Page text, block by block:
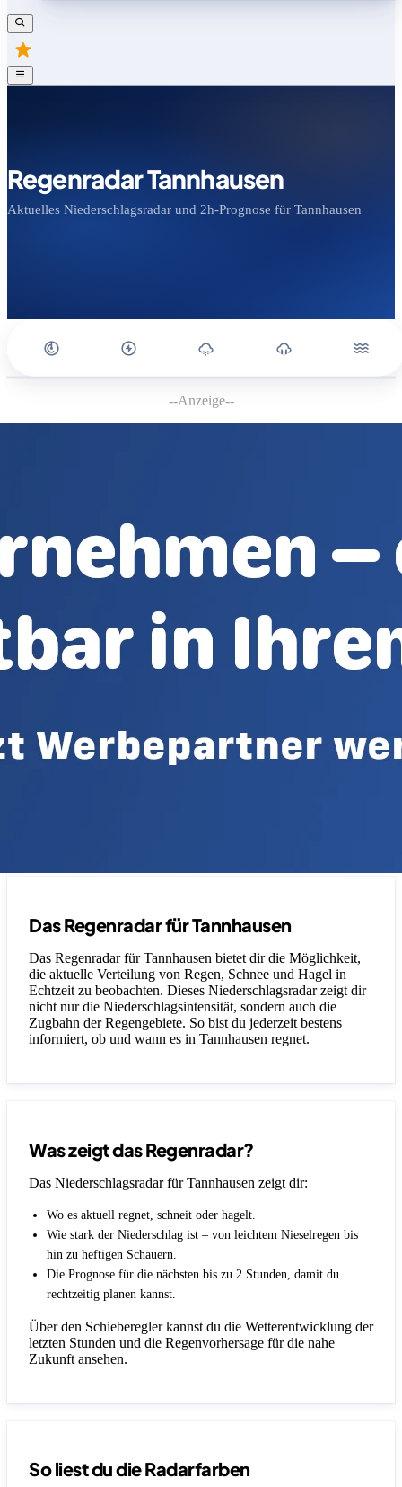
Regenradar Tannhausen
Aktuelles Niederschlagsradar und 2h-Prognose für Tannhausen
--Anzeige--
Das Regenradar für Tannhausen
Das Regenradar für Tannhausen bietet dir die Möglichkeit,
die aktuelle Verteilung von Regen, Schnee und Hagel in
Echtzeit zu beobachten. Dieses Niederschlagsradar zeigt dir
nicht nur die Niederschlagsintensität, sondern auch die
Zugbahn der Regengebiete. So bist du jederzeit bestens
informiert, ob und wann es in Tannhausen regnet.
Was zeigt das Regenradar?
Das Niederschlagsradar für Tannhausen zeigt dir:
Wo es aktuell regnet, schneit oder hagelt.
Wie stark der Niederschlag ist – von leichtem Nieselregen bis
hin zu heftigen Schauern.
Die Prognose für die nächsten bis zu 2 Stunden, damit du
rechtzeitig planen kannst.
Über den Schieberegler kannst du die Wetterentwicklung der
letzten Stunden und die Regenvorhersage für die nahe
Zukunft ansehen.
So liest du die Radarfarben